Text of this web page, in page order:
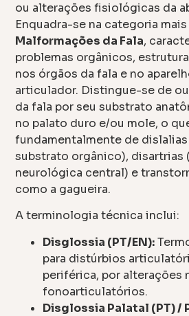
ou alterações fisiológicas da
Enquadra-se na categoria
Malformações da Fala,
problemas orgânicos,
nos órgãos da fala e no
articulador. Distingue-se de
da fala por seu substrato
no palato duro e/ou mole, o
fundamentalmente de
substrato orgânico), disartrias
neurológica central) e
como a gagueira.
A terminologia técnica inclui:
Disglossia (PT/EN):
para distúrbios
periférica, por alterações
fonoarticulatórios.
Disglossia Palatal (PT) /